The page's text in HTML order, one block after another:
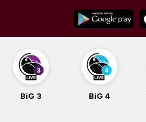
content
BiG 3 BiG 4